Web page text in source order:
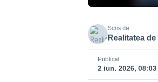
Scris de
Realitatea
Publicat
2 iun. 2026, 08:03